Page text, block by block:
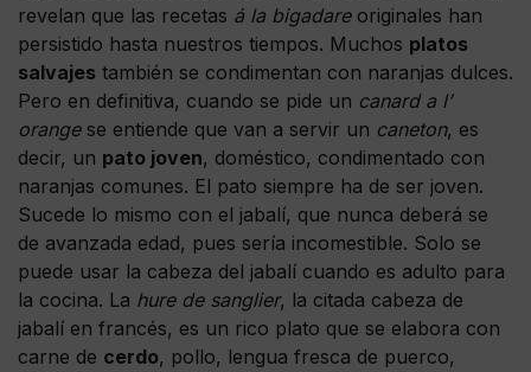
revelan que las recetas á la bigadareoriginales han
persistido hasta nuestros tiempos. Muchos platos
salvajes también se condimentan con naranjas dulces.
Pero en definitiva, cuando se pide un canard a l’
orangese entiende que van a servir un caneton, es
decir, un pato joven, doméstico, condimentado con
naranjas comunes. El pato siempre ha de ser joven.
Sucede lo mismo con el jabalí, que nunca deberá se
de avanzada edad, pues sería incomestible. Solo se
puede usar la cabeza del jabalí cuando es adulto para
la cocina. La hure de sanglier, la citada cabeza de
jabalí en francés, es un rico plato que se elabora con
carne de cerdo, pollo, lengua fresca de puerco,